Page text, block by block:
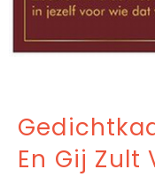
En Gij Zult